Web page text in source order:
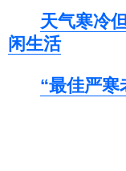
天气寒冷
闲生活
“最佳严寒